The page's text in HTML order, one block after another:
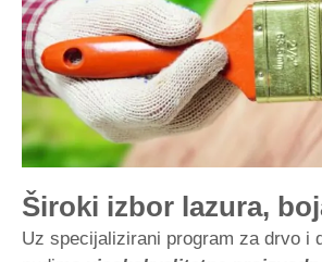
Široki izbor lazura,
Uz specijalizirani program za drvo i